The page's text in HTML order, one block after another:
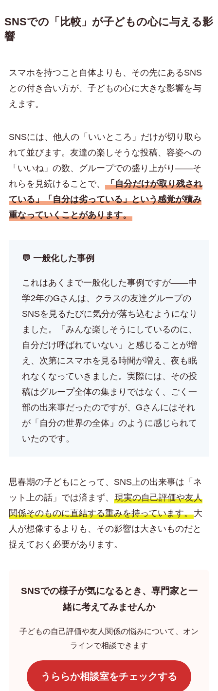
SNSでの「比較」が子どもの心に与える影
響
スマホを持つこと自体よりも、その先にあるSNS
との付き合い方が、子どもの心に大きな影響を与
えます。
SNSには、他人の「いいところ」だけが切り取ら
れて並びます。友達の楽しそうな投稿、容姿への
「いいね」の数、グループでの盛り上がり——そ
れらを見続けることで、 「自分だけが取り残され
ている」「自分は劣っている」という感覚が積み
重なっていくことがあります。
💬 一般化した事例
これはあくまで一般化した事例ですが——中
学2年のGさんは、クラスの友達グループの
SNSを見るたびに気分が落ち込むようになり
ました。「みんな楽しそうにしているのに、
自分だけ呼ばれていない」と感じることが増
え、次第にスマホを見る時間が増え、夜も眠
れなくなっていきました。実際には、その投
稿はグループ全体の集まりではなく、ごく一
部の出来事だったのですが、Gさんにはそれ
が「自分の世界の全体」のように感じられて
いたのです。
思春期の子どもにとって、SNS上の出来事は「ネ
ット上の話」では済まず、 現実の自己評価や友人
関係そのものに直結する重みを持っています。大
人が想像するよりも、その影響は大きいものだと
捉えておく必要があります。
SNSでの様子が気になるとき、専門家と一
緒に考えてみませんか
子どもの自己評価や友人関係の悩みについて、オン
ラインで相談できます
うららか相談室をチェックする